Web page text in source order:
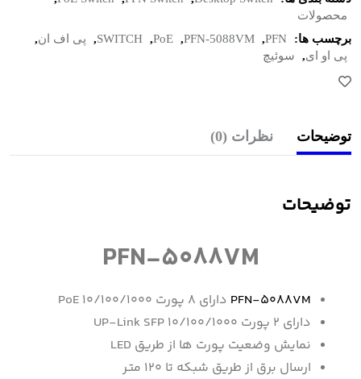
محصولات
برچسب ها:
PFN
,
PFN-5088VM
,
PoE
,
SWITCH
, پی اف ان,
پی او ای, سوئیچ
توضیحات نظرات (0)
توضیحات
PFN-5088VM
PFN-5088VM دارای ۸ پورت PoE 10/100/1000
دارای ۲ پورت UP-Link SFP 10/100/1000
نمایش وضعیت پورت ها از طریق LED
ارسال برق از طریق شبکه تا ۱۲۰ متـر